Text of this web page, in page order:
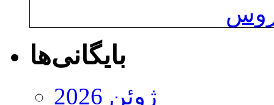
بایگانی‌ها
ژوئن 2026